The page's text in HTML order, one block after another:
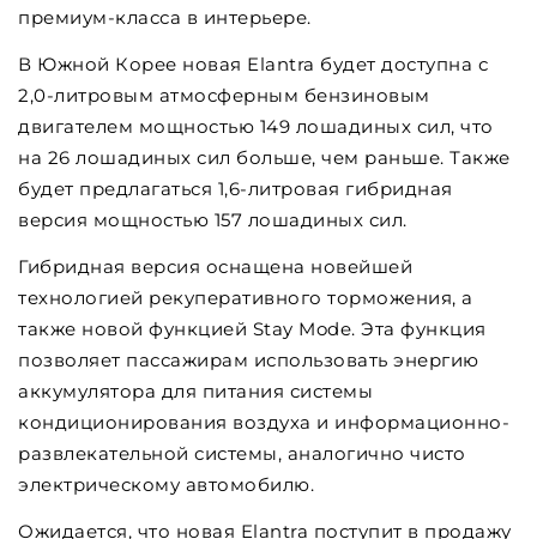
премиум-класса в интерьере.
В Южной Корее новая Elantra будет доступна с
2,0-литровым атмосферным бензиновым
двигателем мощностью 149 лошадиных сил, что
на 26 лошадиных сил больше, чем раньше. Также
будет предлагаться 1,6-литровая гибридная
версия мощностью 157 лошадиных сил.
Гибридная версия оснащена новейшей
технологией рекуперативного торможения, а
также новой функцией Stay Mode. Эта функция
позволяет пассажирам использовать энергию
аккумулятора для питания системы
кондиционирования воздуха и информационно-
развлекательной системы, аналогично чисто
электрическому автомобилю.
Ожидается, что новая Elantra поступит в продажу